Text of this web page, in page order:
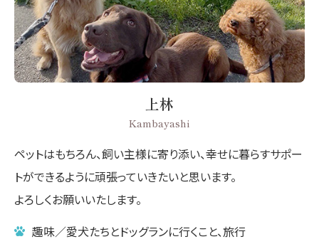
上林
Kambayashi
ペットはもちろん、飼い主様に寄り添い、幸せに暮らすサポー
トができるように頑張っていきたいと思います。
よろしくお願いいたします。
趣味／愛犬たちとドッグランに行くこと、旅行